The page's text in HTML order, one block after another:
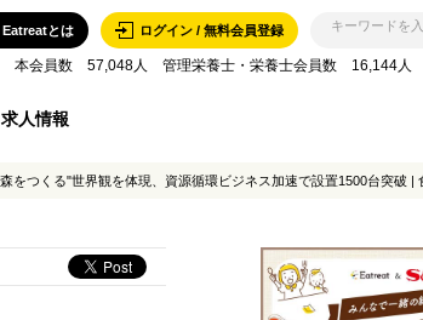
ログイン / 無料会員登録
Eatreatとは
本会員数 57,048人 管理栄養士・栄養士会員数 16,144
求人情報